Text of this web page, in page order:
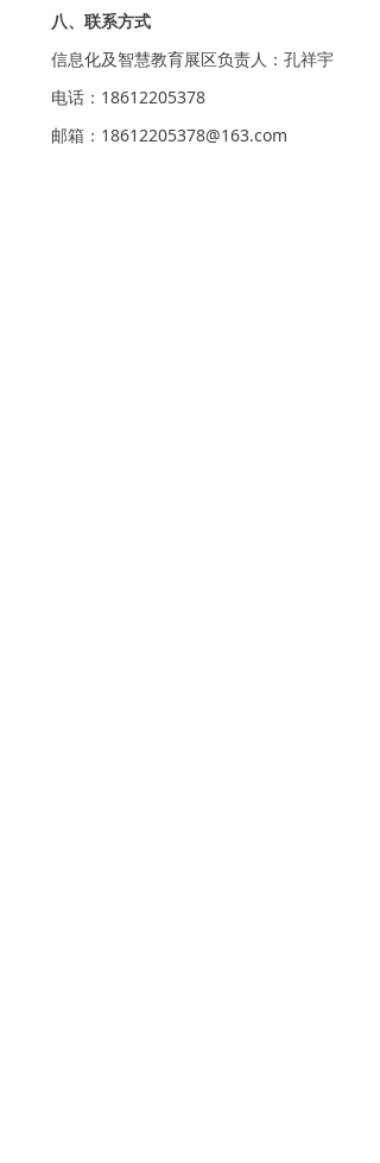
八、联系方式
信息化及智慧教育展区负责人：孔祥宇
电话：18612205378
邮箱：18612205378@163.com